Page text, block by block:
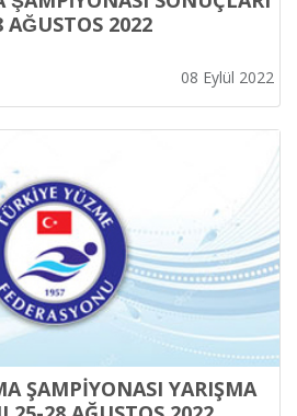
AĞUSTOS 2022
08 Eylül 2022
ŞAMPİYONASI YARIŞMA